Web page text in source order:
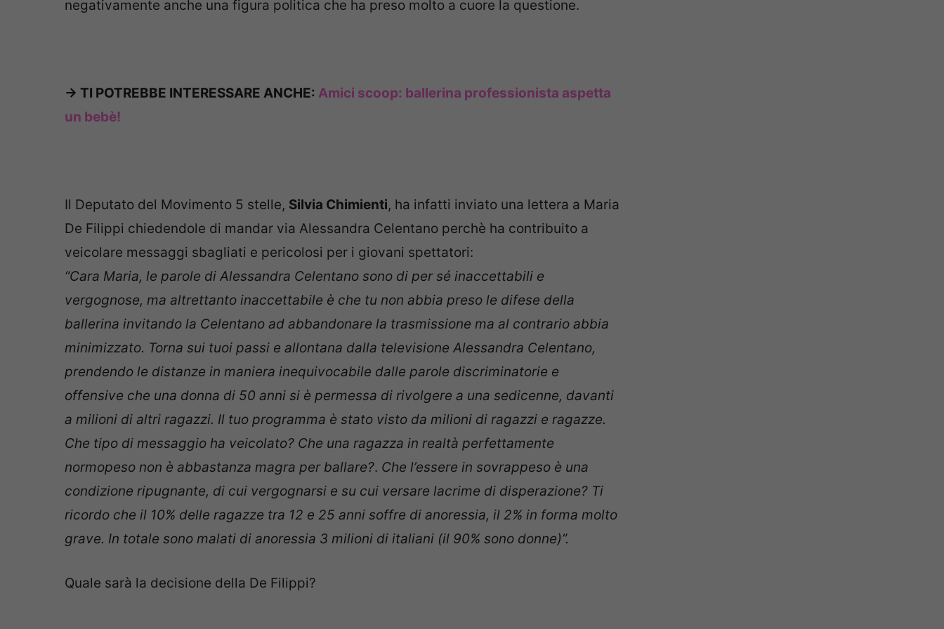
negativamente anche una figura politica che ha preso molto a cuore la questione.
-> TI POTREBBE INTERESSARE ANCHE: Amici scoop: ballerina professionista aspetta
un bebè!
Il Deputato del Movimento 5 stelle, Silvia Chimienti, ha infatti inviato una lettera a Maria
De Filippi chiedendole di mandar via Alessandra Celentano perchè ha contribuito a
veicolare messaggi sbagliati e pericolosi per i giovani spettatori:
“Cara Maria, le parole di Alessandra Celentano sono di per sé inaccettabili e
vergognose, ma altrettanto inaccettabile è che tu non abbia preso le difese della
ballerina invitando la Celentano ad abbandonare la trasmissione ma al contrario abbia
minimizzato. Torna sui tuoi passi e allontana dalla televisione Alessandra Celentano,
prendendo le distanze in maniera inequivocabile dalle parole discriminatorie e
offensive che una donna di 50 anni si è permessa di rivolgere a una sedicenne, davanti
a milioni di altri ragazzi. Il tuo programma è stato visto da milioni di ragazzi e ragazze.
Che tipo di messaggio ha veicolato? Che una ragazza in realtà perfettamente
normopeso non è abbastanza magra per ballare?. Che l’essere in sovrappeso è una
condizione ripugnante, di cui vergognarsi e su cui versare lacrime di disperazione? Ti
ricordo che il 10% delle ragazze tra 12 e 25 anni soffre di anoressia, il 2% in forma molto
grave. In totale sono malati di anoressia 3 milioni di italiani (il 90% sono donne)”.
Quale sarà la decisione della De Filippi?